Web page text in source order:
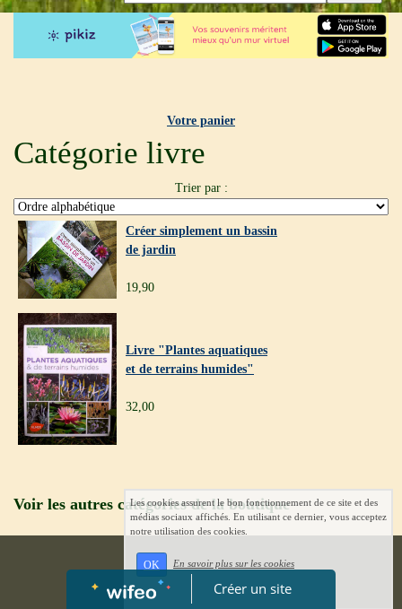
Votre panier
Catégorie livre
Trier par :
Créer simplement un bassin
de jardin
19,90
Livre "Plantes aquatiques
et de terrains humides"
32,00
Voir les autres catégories de la boutique
Créer un site
Les cookies assurent le bon fonctionnement de ce site et des
médias sociaux affichés. En utilisant ce dernier, vous acceptez
notre utilisation des cookies.
OK En savoir plus sur les cookies